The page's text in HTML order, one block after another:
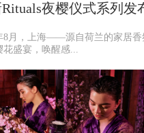
夜樱仪式系列发
8月，上海——源自荷兰的家居香
花盛宴，唤醒感...